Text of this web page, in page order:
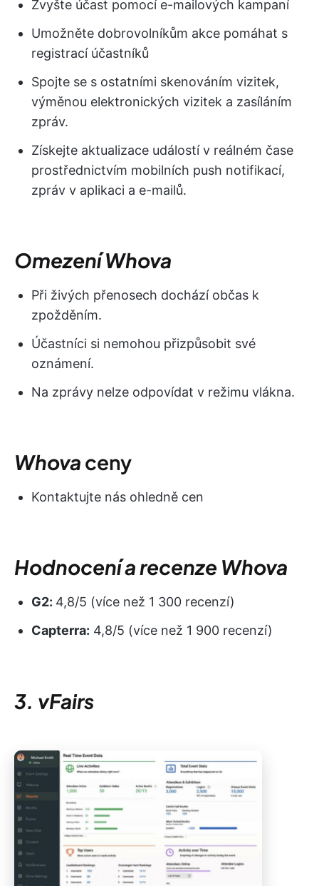
Zvyšte účast pomocí e-mailových kampaní
Umožněte dobrovolníkům akce pomáhat s
registrací účastníků
Spojte se s ostatními skenováním vizitek,
výměnou elektronických vizitek a zasíláním
zpráv.
Získejte aktualizace událostí v reálném čase
prostřednictvím mobilních push notifikací,
zpráv v aplikaci a e-mailů.
Omezení Whova
Při živých přenosech dochází občas k
zpožděním.
Účastníci si nemohou přizpůsobit své
oznámení.
Na zprávy nelze odpovídat v režimu vlákna.
Whova ceny
Kontaktujte nás ohledně cen
Hodnocení a recenze Whova
G2: 4,8/5 (více než 1 300 recenzí)
Capterra: 4,8/5 (více než 1 900 recenzí)
3. vFairs